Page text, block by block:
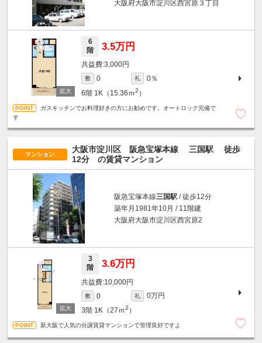
大阪府大阪市淀川区西宮原３丁目
6
階
3.5万円
3,000円
敷 0 礼
0％
6階 1K（15.36ｍ2 ）
ガスキッチンでお料理好きの方にお勧めです。オートロック完備で
す
マンション
大阪市淀川区 阪急宝塚本線 三国駅
徒歩
12分 の賃貸マンション
阪急宝塚本線三国駅 / 徒歩12分
築年月1981年10月 / 11階建
大阪府大阪市淀川区西宮原2
3
階
3.6万円
10,000円
敷 0 礼
0万円
3階 1K（27ｍ2 ）
新大阪で人気の分譲賃貸マンションで管理良好ですよ